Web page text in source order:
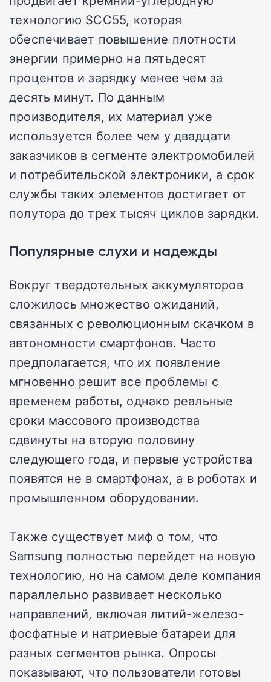
технологию SCC55, которая
обеспечивает повышение плотности
энергии примерно на пятьдесят
процентов и зарядку менее чем за
десять минут. По данным
производителя, их материал уже
используется более чем у двадцати
заказчиков в сегменте электромобилей
и потребительской электроники, а срок
службы таких элементов достигает от
полутора до трех тысяч циклов зарядки.
Популярные слухи и надежды
Вокруг твердотельных аккумуляторов
сложилось множество ожиданий,
связанных с революционным скачком в
автономности смартфонов. Часто
предполагается, что их появление
мгновенно решит все проблемы с
временем работы, однако реальные
сроки массового производства
сдвинуты на вторую половину
следующего года, и первые устройства
появятся не в смартфонах, а в роботах и
промышленном оборудовании.
Также существует миф о том, что
Samsung полностью перейдет на новую
технологию, но на самом деле компания
параллельно развивает несколько
направлений, включая литий-железо-
фосфатные и натриевые батареи для
разных сегментов рынка. Опросы
показывают, что пользователи готовы